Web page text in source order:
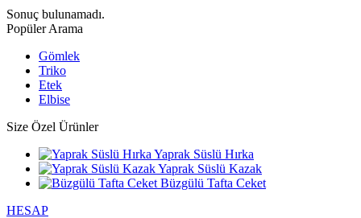
Sonuç bulunamadı.
Popüler Arama
Gömlek
Triko
Etek
Elbise
Size Özel Ürünler
Yaprak Süslü Hırka
Yaprak Süslü Kazak
Büzgülü Tafta Ceket
HESAP